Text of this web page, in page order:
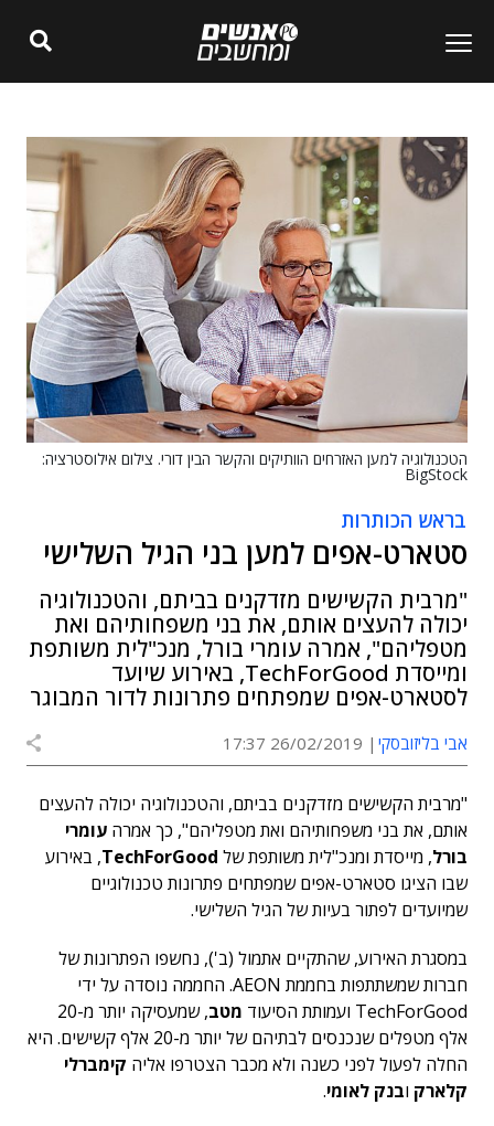
הטכנולוגיה למען האזרחים הוותיקים והקשר הבין דורי. צילום אילוסטרציה:
BigStock
בראש הכותרות
סטארט-אפים למען בני הגיל השלישי
"מרבית הקשישים מזדקנים בביתם, והטכנולוגיה
יכולה להעצים אותם, את בני משפחותיהם ואת
מטפליהם", אמרה עומרי בורל, מנכ"לית משותפת
ומייסדת TechForGood, באירוע שיועד
לסטארט-אפים שמפתחים פתרונות לדור המבוגר
אבי בליזובסקי 26/02/2019 17:37
"מרבית הקשישים מזדקנים בביתם, והטכנולוגיה יכולה להעצים
אותם, את בני משפחותיהם ואת מטפליהם", כך אמרה עומרי
בורל, מייסדת ומנכ"לית משותפת של TechForGood, באירוע
שבו הציגו סטארט-אפים שמפתחים פתרונות טכנולוגיים
שמיועדים לפתור בעיות של הגיל השלישי.
במסגרת האירוע, שהתקיים אתמול (ב'), נחשפו הפתרונות של
חברות שמשתתפות בחממת AEON. החממה נוסדה על ידי
TechForGood ועמותת הסיעוד
מטב
, שמעסיקה יותר מ-20
אלף מטפלים שנכנסים לבתיהם של יותר מ-20 אלף קשישים. היא
החלה לפעול לפני כשנה ולא מכבר הצטרפו אליה קימברלי
קלארק ובנק לאומי.